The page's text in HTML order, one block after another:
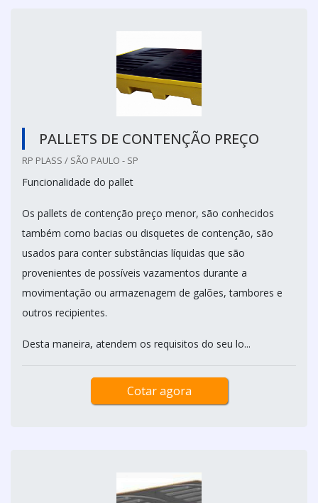
PALLETS DE CONTENÇÃO PREÇO
RP PLASS / SÃO PAULO - SP
Funcionalidade do pallet
Os pallets de contenção preço menor, são conhecidos
também como bacias ou disquetes de contenção, são
usados para conter substâncias líquidas que são
provenientes de possíveis vazamentos durante a
movimentação ou armazenagem de galões, tambores e
outros recipientes.
Desta maneira, atendem os requisitos do seu lo...
Cotar agora